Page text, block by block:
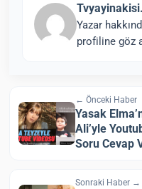
Yazar
profiline göz
← Önceki Haber
Yasak
Ali’yle
Soru Cevap
Sonraki Haber →